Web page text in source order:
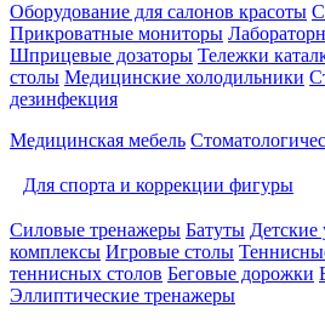
Оборудование для салонов красоты
Прикроватные мониторы
Шприцевые дозаторы Тележки
столы Медицинские холодильники
дезинфекция
Медицинская мебель
Для спорта и коррекции фигуры
Силовые тренажеры Батуты
комплексы Игровые столы
теннисных столов Беговые дорожки
Эллиптические тренажеры